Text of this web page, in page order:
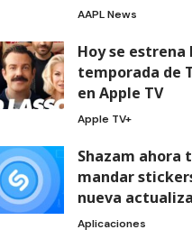
AAPL News
Hoy se estrena
temporada de
en Apple TV
Apple TV+
Shazam ahora
mandar
nueva
Aplicaciones